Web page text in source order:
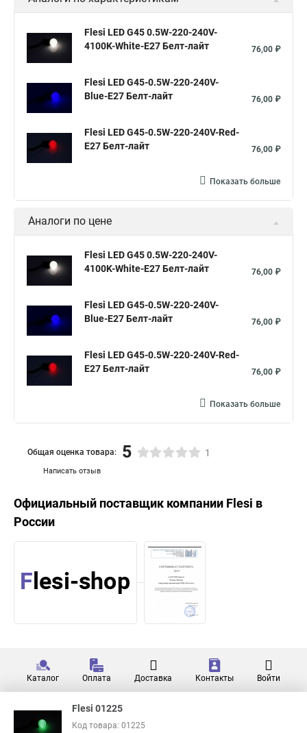
Flesi LED G45 0.5W-220-240V-
4100K-White-E27 Белт-лайт
76,00 ₽
Flesi LED G45-0.5W-220-240V-
Blue-E27 Белт-лайт
76,00 ₽
Flesi LED G45-0.5W-220-240V-Red-
E27 Белт-лайт
76,00 ₽
Показать больше
Аналоги по цене
Flesi LED G45 0.5W-220-240V-
4100K-White-E27 Белт-лайт
76,00 ₽
Flesi LED G45-0.5W-220-240V-
Blue-E27 Белт-лайт
76,00 ₽
Flesi LED G45-0.5W-220-240V-Red-
E27 Белт-лайт
76,00 ₽
Показать больше
Написать отзыв
Общая оценка товара: 5 1
Официальный поставщик компании Flesi в
России
Каталог Оплата Доставка Контакты Войти
Flesi 01225
Код товара: 01225